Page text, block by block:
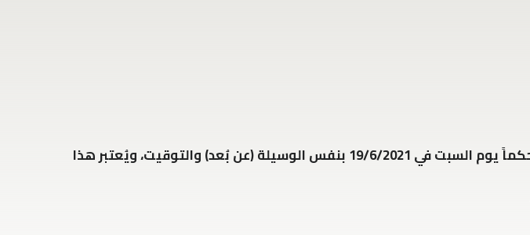
في حال عدم اكتمال النصاب في 5/6/2021، فينعقد إجتماع الجمعية العمومية حكماً يوم السبت في 19/6/2021 بنفس الوسيلة (عن بُعد) والتوقيت، ويُعتبر هذا